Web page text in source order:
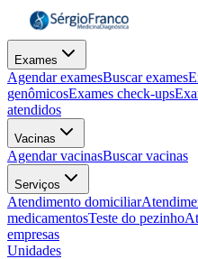
Exames
Agendar examesBuscar exames
genômicosExames check-ups
atendidos
Vacinas
Agendar vacinasBuscar vacinas
Serviços
Atendimento domiciliar
medicamentosTeste do pezinho
empresas
Unidades